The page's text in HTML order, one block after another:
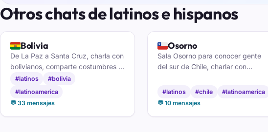
Otros chats de latinos e hispanos
🇧🇴Bolivia
De La Paz a Santa Cruz, charla con
bolivianos, comparte costumbres y
haz amistades nuevas en el chat
de Bolivia.
#latinos
#bolivia
#latinoamerica
💬 33 mensajes
🇨🇱Osorno
Sala Osorno para conocer gente
del sur de Chile, charlar con
nuevas con buena onda sureña.
#latinos #chile
#latinoamerica
💬 10 mensajes